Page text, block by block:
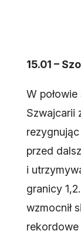
15.01 –
W
Szwajcarii
przed
i
granicy
wzmocnił